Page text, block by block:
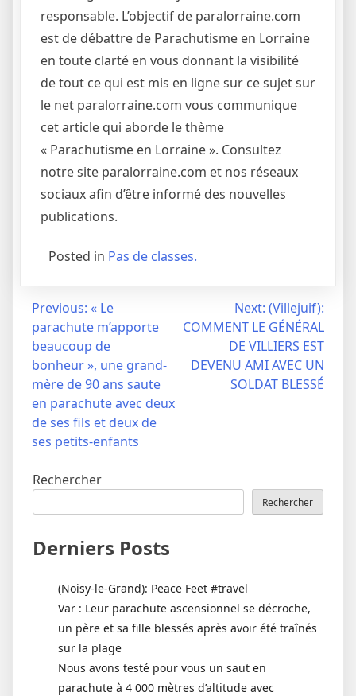
responsable. L’objectif de paralorraine.com
est de débattre de Parachutisme en Lorraine
en toute clarté en vous donnant la visibilité
de tout ce qui est mis en ligne sur ce sujet sur
le net paralorraine.com vous communique
cet article qui aborde le thème
« Parachutisme en Lorraine ». Consultez
notre site paralorraine.com et nos réseaux
sociaux afin d’être informé des nouvelles
publications.
Posted in Pas de classes.
Navigation
l’article
Previous: « Le
parachute m’apporte
beaucoup de
bonheur », une grand-
mère de 90 ans saute
en parachute avec deux
de ses fils et deux de
ses petits-enfants
Next: (Villejuif):
COMMENT LE GÉNÉRAL
DE VILLIERS EST
DEVENU AMI AVEC UN
SOLDAT BLESSÉ
Rechercher
Rechercher
Derniers Posts
(Noisy-le-Grand): Peace Feet #travel
Var : Leur parachute ascensionnel se décroche,
un père et sa fille blessés après avoir été traînés
sur la plage
Nous avons testé pour vous un saut en
parachute à 4 000 mètres d’altitude avec